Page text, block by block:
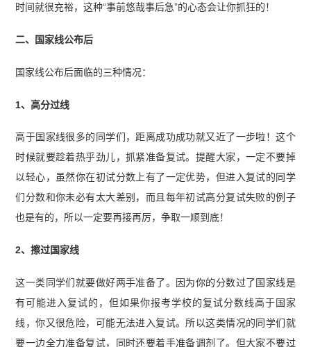
时间就很充裕，这种“事前悠哉事后急”的心态会让你抓狂的！
二、国家线公布后
国家线公布后面临的三种情况：
1、高分过线
高于国家线很多的同学们，距离成功成功就又近了一步啦！这个
时候就要趁着热乎劲儿，抓紧准备复试。提醒大家，一定不要掉
以轻心，虽然你在初试分数上有了一定优势，但进入复试的同学
们分数和你未必有太大差别，而且每年初试高分复试失败的例子
也是有的，所以一定要再接再厉，争取一顺到底！
2、擦过国家线
这一类同学们就要做好两手准备了。因为你的分数过了国家线是
有可能进入复试的，但如果你报考学校的复试分数线高于国家
线，你又很危险，可能无法进入复试。所以这类情况的同学们就
要一边全力准备复试，同时还要着手准备调剂了。但大家不要过